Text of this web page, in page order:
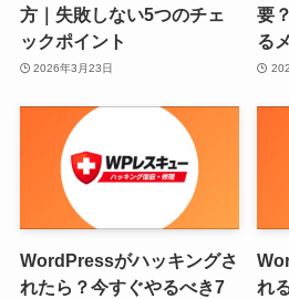
方｜失敗しない5つのチェ
ックポイント
2026年3月23日
要
る
WordPressがハッキングさ
れたら？今すぐやるべき7
れ